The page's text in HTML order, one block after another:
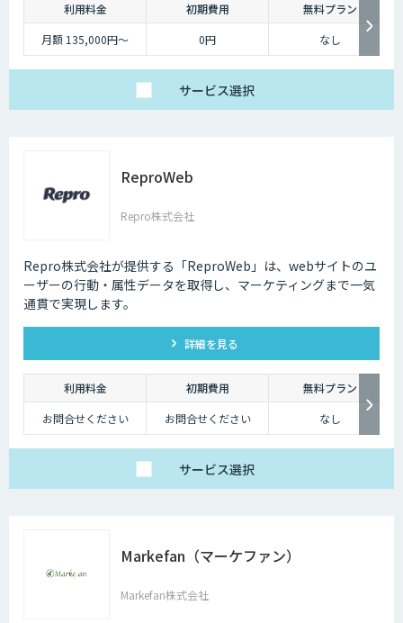
利用料金 初期費用
無料プラン
月額 135,000円〜
0円 なし
サービス選択
ReproWeb
Repro株式会社
Repro株式会社が提供する「ReproWeb」は、webサイトのユ
ーザーの行動・属性データを取得し、マーケティングまで一気
通貫で実現します。
詳細を見る
利用料金 初期費用
無料プラン
お問合せください
お問合せください なし
サービス選択
Markefan（マーケファン）
Markefan株式会社